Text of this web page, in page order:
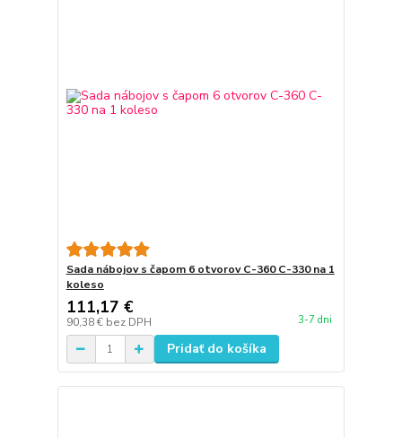
Sada nábojov s čapom 6 otvorov C-360 C-330 na 1
koleso
111,17 €
90,38 € bez DPH 3-7 dni
Pridať do košíka